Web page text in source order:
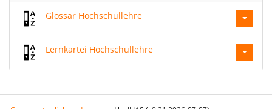
Glossar Hochschullehre
Lernkartei Hochschullehre